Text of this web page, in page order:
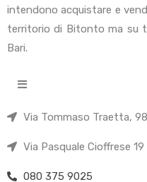
intendono acquistare e
territorio di Bitonto ma su
Bari.
Via Tommaso Traetta,
Via Pasquale Cioffrese 19
080 375 9025